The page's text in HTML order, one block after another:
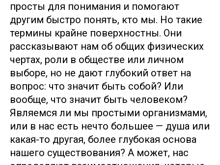
просты для понимания и помогают
другим быстро понять, кто мы. Но такие
термины крайне поверхностны. Они
рассказывают нам об общих физических
чертах, роли в обществе или личном
выборе, но не дают глубокий ответ на
вопрос: что значит быть собой? Или
вообще, что значит быть человеком?
Являемся ли мы простыми организмами,
или в нас есть нечто большее — душа или
какая-то другая, более глубокая основа
нашего существования? А может, нас